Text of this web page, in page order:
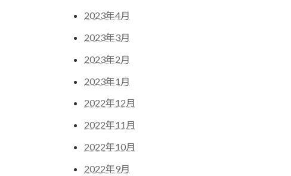
2023年4月
2023年3月
2023年2月
2023年1月
2022年12月
2022年11月
2022年10月
2022年9月